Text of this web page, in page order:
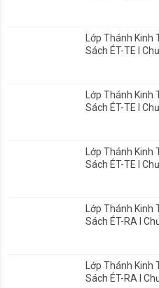
Lớp Thánh Kinh
Sách ÉT-TE I
Lớp Thánh Kinh
Sách ÉT-TE I
Lớp Thánh Kinh
Sách ÉT-TE I
Lớp Thánh Kinh
Sách ÉT-RA I
Lớp Thánh Kinh
Sách ÉT-RA I